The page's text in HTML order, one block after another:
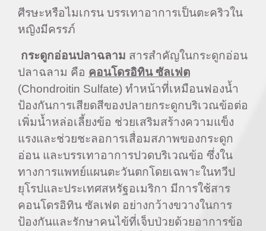
ศีรษะหรือไมเกรน บรรเทาอาการเป็นตะคริวใน
หญิงมีครรภ์
กระดูกอ่อนปลาฉลาม สารสำคัญในกระดูกอ่อน
ปลาฉลาม คือ คอนโดรอิทิน ซัลเฟต
(Chondroitin Sulfate) ทำหน้าที่เหมือนฟองน้ำ
ป้องกันการเสียดสีของปลายกระดูกบริเวณข้อต่อ
เพิ่มน้ำหล่อเลี้ยงข้อ ช่วยเสริมสร้างความแข็ง
แรงและช่วยชะลอการเสื่อมสภาพของกระดูก
อ่อน และบรรเทาอาการปวดบริเวณข้อ ซึ่งใน
ทางการแพทย์แผนตะวันตกโดยเฉพาะในทวีป
ยุโรปและประเทศสหรัฐอเมริกา มีการใช้สาร
คอนโดรอิทิน ซัลเฟต อย่างกว้างขวางในการ
ป้องกันและรักษาคนไข้ที่เจ็บป่วยด้วยอาการข้อ